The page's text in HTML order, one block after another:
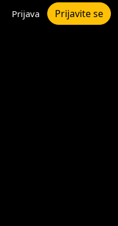
Prijava Prijavite se